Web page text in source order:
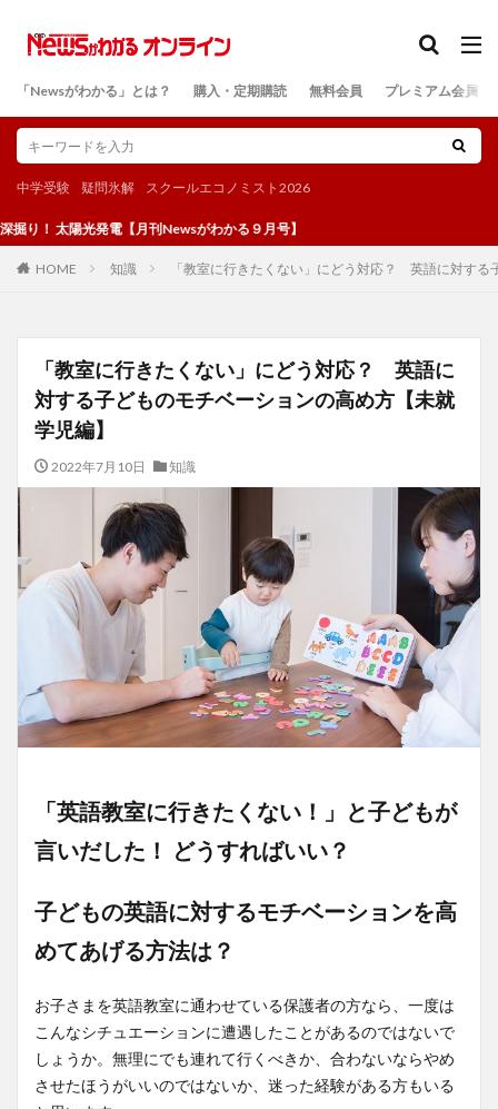
「Newsがわかる」とは？ 購入・定期購読 無料会員 プレミアム会員
中学受験 疑問氷解 スクールエコノミスト2026
電【月刊Newsがわかる９月号】
HOME 知識 「教室に行きたくない」にどう対応？ 英語に対す
「教室に行きたくない」にどう対応？ 英語に
対する子どものモチベーションの高め方【未就
学児編】
2022年7月10日 知識
「英語教室に行きたくない！」と子どもが
言いだした！ どうすればいい？
子どもの英語に対するモチベーションを高
めてあげる方法は？
お子さまを英語教室に通わせている保護者の方なら、一度は
こんなシチュエーションに遭遇したことがあるのではないで
しょうか。無理にでも連れて行くべきか、合わないならやめ
させたほうがいいのではないか、迷った経験がある方もいる
検索